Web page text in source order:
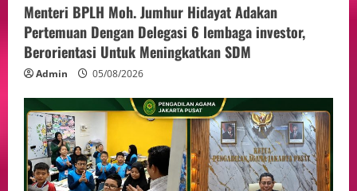
Menteri BPLH Moh. Jumhur Hidayat Adakan
Pertemuan Dengan Delegasi 6 lembaga investor,
Berorientasi Untuk Meningkatkan SDM
Admin 05/08/2026